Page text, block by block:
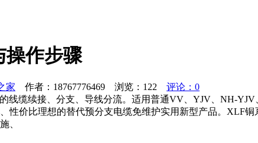
操作步骤
家 作者：18767776469 浏览： 122
评论：0
线缆续接、分支、导线分流。适用普通VV、YJV、NH-
性价比理想的替代预分支电缆免维护实用新型产品。XLF
、